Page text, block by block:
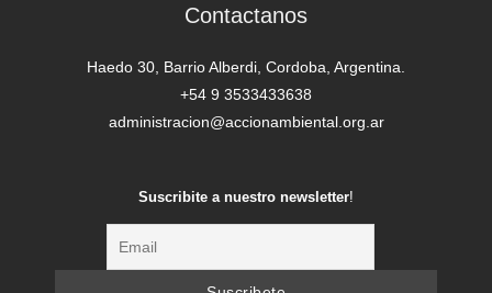
Contactanos
Haedo 30, Barrio Alberdi, Cordoba, Argentina.
+54 9 3533433638
administracion@accionambiental.org.ar
Suscribite a nuestro newsletter!